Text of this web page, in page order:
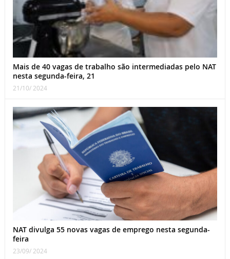
Mais de 40 vagas de trabalho são intermediadas pelo NAT
nesta segunda-feira, 21
21/10/ 2024
NAT divulga 55 novas vagas de emprego nesta segunda-
feira
23/09/ 2024